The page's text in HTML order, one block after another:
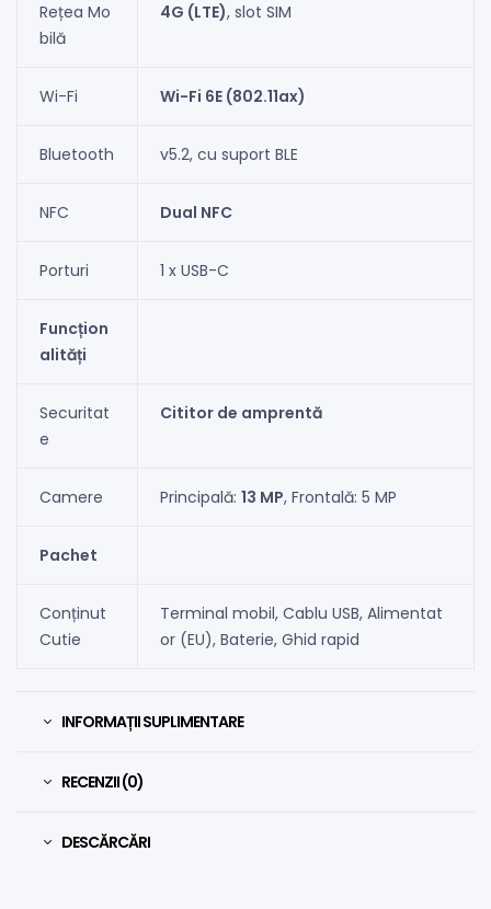
Rețea Mo
bilă
4G (LTE), slot SIM
Wi-Fi Wi-Fi 6E (802.11ax)
Bluetooth v5.2, cu suport BLE
NFC Dual NFC
Porturi 1 x USB-C
Funcțion
alități
Securitat
e
Cititor de amprentă
Camere Principală: 13 MP, Frontală: 5 MP
Pachet
Conținut
Cutie
Terminal mobil, Cablu USB, Alimentat
or (EU), Baterie, Ghid rapid
INFORMAȚII SUPLIMENTARE
RECENZII (0)
DESCĂRCĂRI